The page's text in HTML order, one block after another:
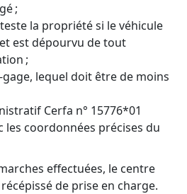
;
la propriété si le véhicule
est dépourvu de tout
;
lequel doit être de moins
Cerfa n° 15776*01
les coordonnées précises du
effectuées, le centre
de prise en charge.